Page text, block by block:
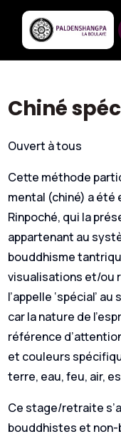
Chiné
Ouvert à tous
Cette méthode
mental (chiné) a été
Rinpoché, qui la
appartenant au
bouddhisme
visualisations et/ou
l’appelle ‘spécial’
car la nature de
référence
et couleurs
terre, eau, feu, air,
Ce stage/retraite
bouddhistes et